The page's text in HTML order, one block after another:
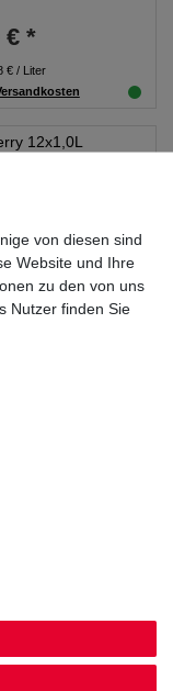
€ *
€ / Liter
12x1,0L
€ / Liter
von diesen sind
Website und Ihre
zu den von uns
Nutzer finden Sie